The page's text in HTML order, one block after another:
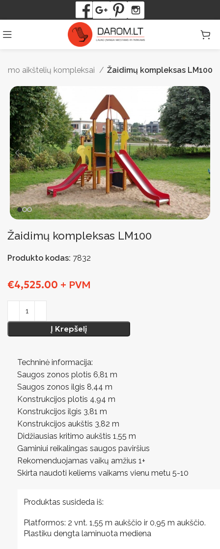
aikštelių kompleksai Žaidimų kompleksas LM100
Žaidimų kompleksas LM100
Produkto kodas: 7832
€4,525.00 + PVM
Į Krepšelį
Techninė informacija:
Saugos zonos plotis 6,81 m
Saugos zonos ilgis 8,44 m
Konstrukcijos plotis 4,94 m
Konstrukcijos ilgis 3,81 m
Konstrukcijos aukštis 3,82 m
Didžiausias kritimo aukštis 1,55 m
Gaminiui reikalingas saugos paviršius
Rekomenduojamas vaikų amžius 1+
Skirta naudoti keliems vaikams vienu metu 5-10
Produktas susideda iš:
Platformos: 2 vnt. 1,55 m aukščio ir 0,95 m aukščio.
Plastiku dengta laminuota mediena